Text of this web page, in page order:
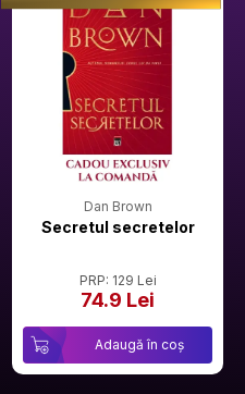
Dan Brown
Secretul secretelor
PRP: 129 Lei
74.9 Lei
Adaugă în coș